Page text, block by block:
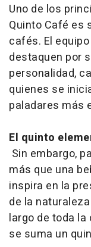
Uno de los
Quinto Café es
cafés. El
destaquen por
personalidad,
quienes se
paladares más
El quinto
Sin embargo,
más que una
inspira en la
de la
largo de toda
se suma un